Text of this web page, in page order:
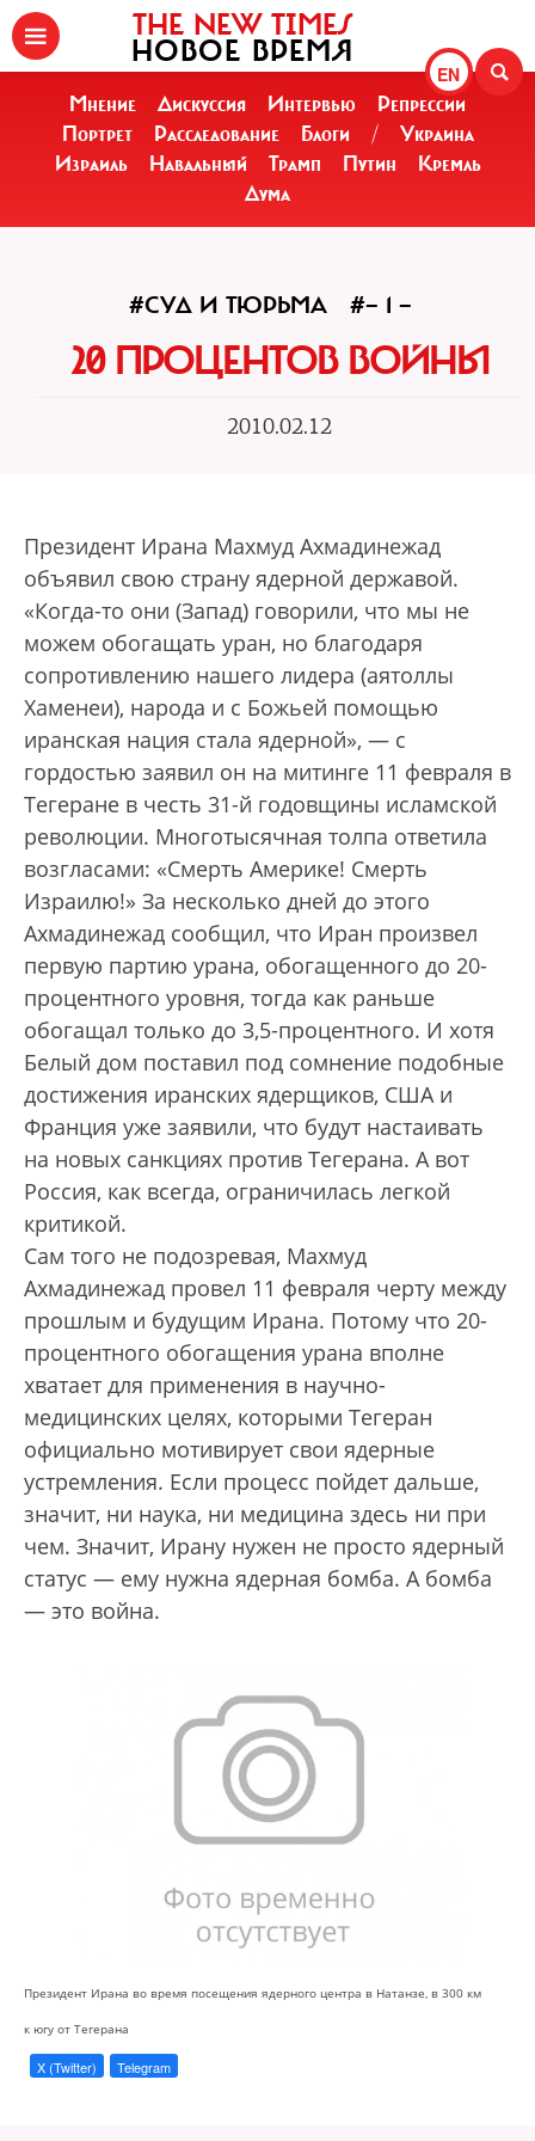
EN
THE NEW TIMES
НОВОЕ ВРЕМЯ
Мнение Дискуссия Интервью
Репрессии
Портрет
Расследование Блоги /
Украина
Израиль
Навальный Трамп Путин
Кремль
Дума
#СУД И ТЮРЬМА #— 1 —
20 ПРОЦЕНТОВ ВОЙНЫ
2010.02.12
Президент Ирана Махмуд Ахмадинежад
объявил свою страну ядерной державой.
«Когда-то они (Запад) говорили, что мы не
можем обогащать уран, но благодаря
сопротивлению нашего лидера (аятоллы
Хаменеи), народа и с Божьей помощью
иранская нация стала ядерной», — с
гордостью заявил он на митинге 11 февраля в
Тегеране в честь 31-й годовщины исламской
революции. Многотысячная толпа ответила
возгласами: «Смерть Америке! Смерть
Израилю!» За несколько дней до этого
Ахмадинежад сообщил, что Иран произвел
первую партию урана, обогащенного до 20-
процентного уровня, тогда как раньше
обогащал только до 3,5-процентного. И хотя
Белый дом поставил под сомнение подобные
достижения иранских ядерщиков, США и
Франция уже заявили, что будут настаивать
на новых санкциях против Тегерана. А вот
Россия, как всегда, ограничилась легкой
критикой.
Сам того не подозревая, Махмуд
Ахмадинежад провел 11 февраля черту между
прошлым и будущим Ирана. Потому что 20-
процентного обогащения урана вполне
хватает для применения в научно-
медицинских целях, которыми Тегеран
официально мотивирует свои ядерные
устремления. Если процесс пойдет дальше,
значит, ни наука, ни медицина здесь ни при
чем. Значит, Ирану нужен не просто ядерный
статус — ему нужна ядерная бомба. А бомба
— это война.
Президент Ирана во время посещения ядерного центра в Натанзе, в 300 км
к югу от Тегерана
X (Twitter) Telegram